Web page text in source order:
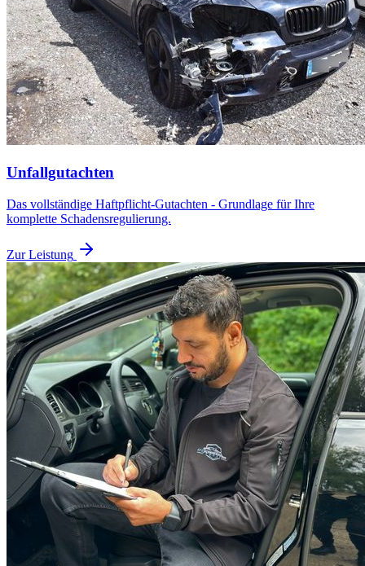
Unfallgutachten
Das vollständige Haftpflicht-Gutachten - Grundlage für Ihre
komplette Schadensregulierung.
Zur Leistung